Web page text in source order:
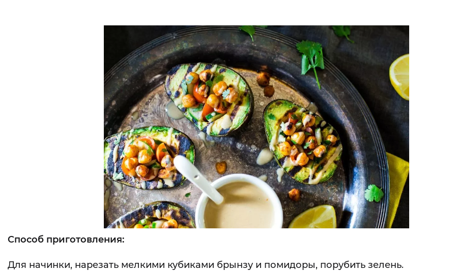
Способ приготовления:
Для начинки, нарезать мелкими кубиками брынзу и помидоры, порубить зелень.